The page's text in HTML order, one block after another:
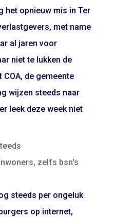
het opnieuw mis in Ter
met name
al jaren voor
niet te lukken de
de gemeente
wijzen steeds naar
leek deze week niet
zelfs bsn's
steeds per ongeluk
op internet,